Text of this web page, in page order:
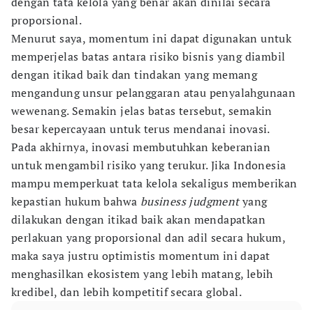
proporsional.
Menurut saya, momentum ini dapat digunakan untuk
memperjelas batas antara risiko bisnis yang diambil
dengan itikad baik dan tindakan yang memang
mengandung unsur pelanggaran atau penyalahgunaan
wewenang. Semakin jelas batas tersebut, semakin
besar kepercayaan untuk terus mendanai inovasi.
Pada akhirnya, inovasi membutuhkan keberanian
untuk mengambil risiko yang terukur. Jika Indonesia
mampu memperkuat tata kelola sekaligus memberikan
kepastian hukum bahwa business judgmentyang
dilakukan dengan itikad baik akan mendapatkan
perlakuan yang proporsional dan adil secara hukum,
maka saya justru optimistis momentum ini dapat
menghasilkan ekosistem yang lebih matang, lebih
kredibel, dan lebih kompetitif secara global.